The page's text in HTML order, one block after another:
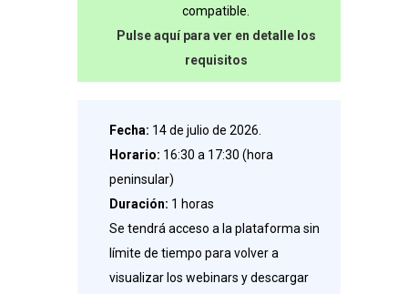
compatible.
Pulse aquí para ver en detalle los
requisitos
Fecha: 14 de julio de 2026.
Horario: 16:30 a 17:30 (hora
peninsular)
Duración: 1 horas
Se tendrá acceso a la plataforma sin
límite de tiempo para volver a
visualizar los webinars y descargar